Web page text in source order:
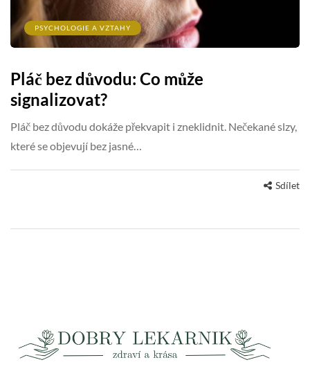
PSYCHOLOGIE A VZTAHY
Pláč bez důvodu: Co může
signalizovat?
Pláč bez důvodu dokáže překvapit i zneklidnit. Nečekané slzy,
které se objevují bez jasné…
Sdílet